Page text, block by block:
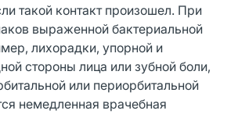
такой контакт произошел. При
выраженной бактериальной
лихорадки, упорной и
стороны лица или зубной боли,
или периорбитальной
немедленная врачебная